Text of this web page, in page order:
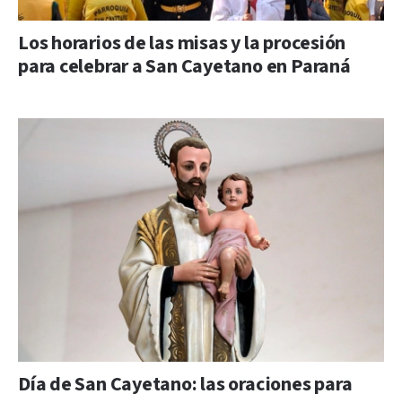
Los horarios de las misas y la procesión
para celebrar a San Cayetano en Paraná
Día de San Cayetano: las oraciones para